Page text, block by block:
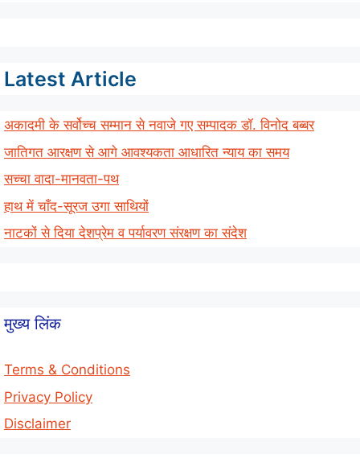
Latest Article
अकादमी के सर्वोच्च सम्मान से नवाजे गए सम्पादक डॉ. विनोद बब्बर
जातिगत आरक्षण से आगे आवश्यकता आधारित न्याय का समय
सच्चा वादा-मानवता-पथ
हाथ में चाँद-सूरज उगा साथियों
नाटकों से दिया देशप्रेम व पर्यावरण संरक्षण का संदेश
मुख्य लिंक
Terms & Conditions
Privacy Policy
Disclaimer